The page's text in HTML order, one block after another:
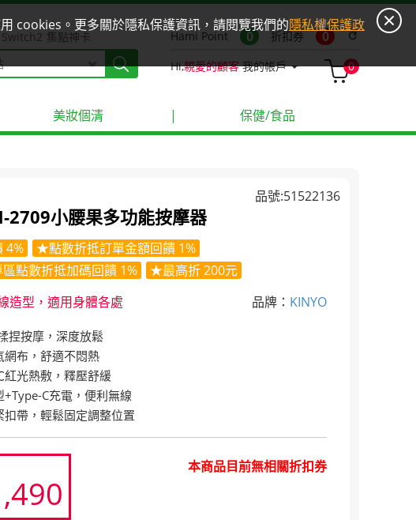
cookies。更多關於隱私保護資訊，請閱覽我們的隱私權保護政
Switch2 集點神卡 Hami Point 0 折扣券 0 refresh
Hi,親愛的顧客 我的帳戶 0
美妝個清 | 保健/食品
品號:51522136
2709小腰果多功能按摩器
4%
★點數折抵訂單金額回饋 1%
點數折抵加碼回饋 1%
★最高折 200元
造型，適用身體各處
品牌： KINYO
捏按摩，深度放鬆
網布，舒適不悶熱
光熱敷，釋壓舒緩
C充電，便利無線
扣帶，輕鬆固定調整位置
本商品目前無相關折扣券